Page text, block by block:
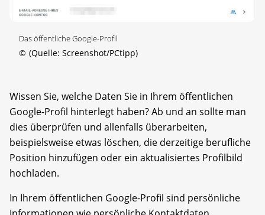
Das öffentliche Google-Profil
© (Quelle: Screenshot/PCtipp)
Wissen Sie, welche Daten Sie in Ihrem öffentlichen
Google-Profil hinterlegt haben? Ab und an sollte man
dies überprüfen und allenfalls überarbeiten,
beispielsweise etwas löschen, die derzeitige berufliche
Position hinzufügen oder ein aktualisiertes Profilbild
hochladen.
In Ihrem öffentlichen Google-Profil sind persönliche